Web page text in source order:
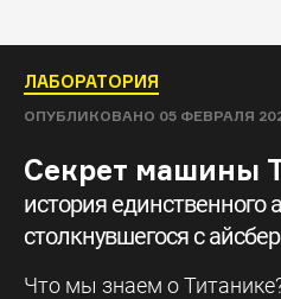
ЛАБОРАТОРИЯ
ОПУБЛИКОВАНО 05 ФЕВРАЛЯ
Секрет машины
история единственного
столкнувшегося с
Что мы знаем о